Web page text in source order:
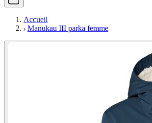
Accueil
Manukau III parka femme